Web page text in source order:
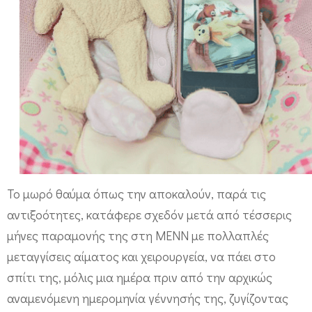
Το μωρό θαύμα όπως την αποκαλούν, παρά τις
αντιξοότητες, κατάφερε σχεδόν μετά από τέσσερις
μήνες παραμονής της στη ΜΕΝΝ με πολλαπλές
μεταγγίσεις αίματος και χειρουργεία, να πάει στο
σπίτι της, μόλις μια ημέρα πριν από την αρχικώς
αναμενόμενη ημερομηνία γέννησής της, ζυγίζοντας